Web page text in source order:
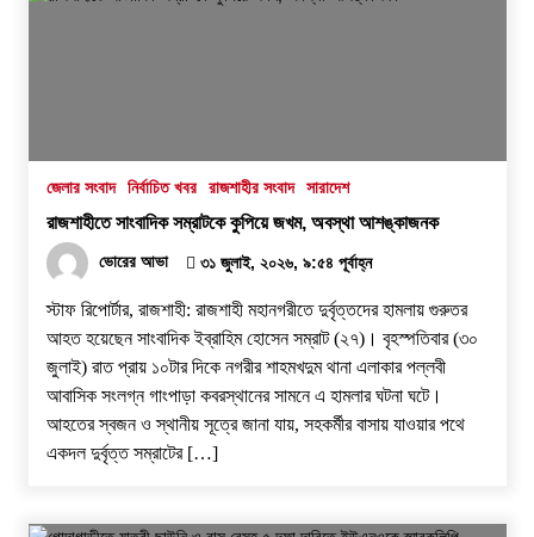
জেলার সংবাদ নির্বাচিত খবর রাজশাহীর সংবাদ সারাদেশ
রাজশাহীতে সাংবাদিক সম্রাটকে কুপিয়ে জখম, অবস্থা আশঙ্কাজনক
ভোরের আভা ৩১ জুলাই, ২০২৬, ৯:৫৪ পূর্বাহ্ন
স্টাফ রিপোর্টার, রাজশাহী: রাজশাহী মহানগরীতে দুর্বৃত্তদের হামলায় গুরুতর
আহত হয়েছেন সাংবাদিক ইব্রাহিম হোসেন সম্রাট (২৭)। বৃহস্পতিবার (৩০
জুলাই) রাত প্রায় ১০টার দিকে নগরীর শাহমখদুম থানা এলাকার পল্লবী
আবাসিক সংলগ্ন গাংপাড়া কবরস্থানের সামনে এ হামলার ঘটনা ঘটে।
আহতের স্বজন ও স্থানীয় সূত্রে জানা যায়, সহকর্মীর বাসায় যাওয়ার পথে
একদল দুর্বৃত্ত সম্রাটের […]